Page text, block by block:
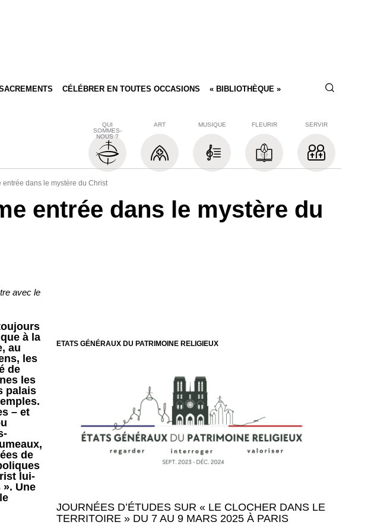
CÉLÉBRER EN TOUTES OCCASIONS « BIBLIOTHÈQUE »
QUI
SOMMES-
NOUS ?
ART MUSIQUE FLEURIR SERVIR
dans le mystère du Christ
entrée dans le mystère du
avec le
à la
au
les
de
les
palais
– et
de
lui-
». Une
ETATS GÉNÉRAUX DU PATRIMOINE RELIGIEUX
JOURNÉES D’ÉTUDES SUR « LE CLOCHER DANS LE
TERRITOIRE » DU 7 AU 9 MARS 2025 À PARIS